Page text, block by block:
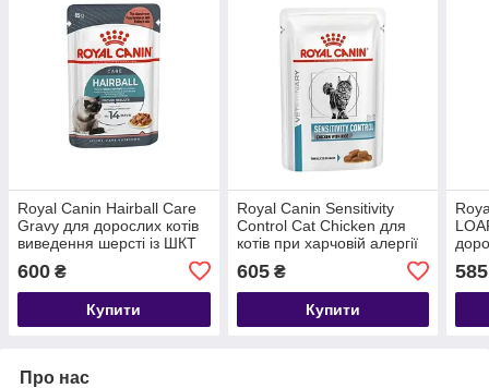
Royal Canin Hairball Care
Gravy для дорослих котів
виведення шерсті із ШКТ
600 ₴
Купити
Royal Canin Sensitivity
Control Cat Chicken для
котів при харчовій алергії
605₴
Купити
585
Про нас